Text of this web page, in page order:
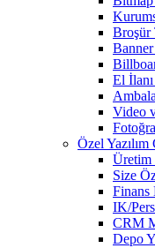
Broşür
Banner
El İlanı
Video
Özel
Üretim
Size
Finans
IK/
CRM
Depo